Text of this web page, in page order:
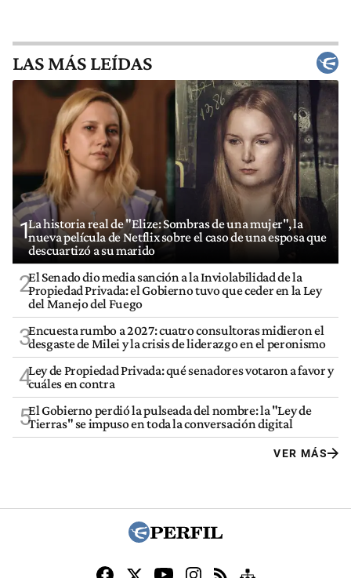
LAS MÁS LEÍDAS
1La historia real de "Elize: Sombras de una mujer", la
nueva película de Netflix sobre el caso de una esposa que
descuartizó a su marido
2El Senado dio media sanción a la Inviolabilidad de la
Propiedad Privada: el Gobierno tuvo que ceder en la Ley
del Manejo del Fuego
3Encuesta rumbo a 2027: cuatro consultoras midieron el
desgaste de Milei y la crisis de liderazgo en el peronismo
4Ley de Propiedad Privada: qué senadores votaron a favor y
cuáles en contra
5El Gobierno perdió la pulseada del nombre: la "Ley de
Tierras" se impuso en toda la conversación digital
VER MÁS